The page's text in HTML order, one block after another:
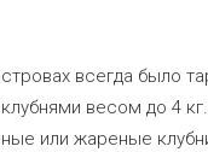
всегда было
весом до 4
или жареные